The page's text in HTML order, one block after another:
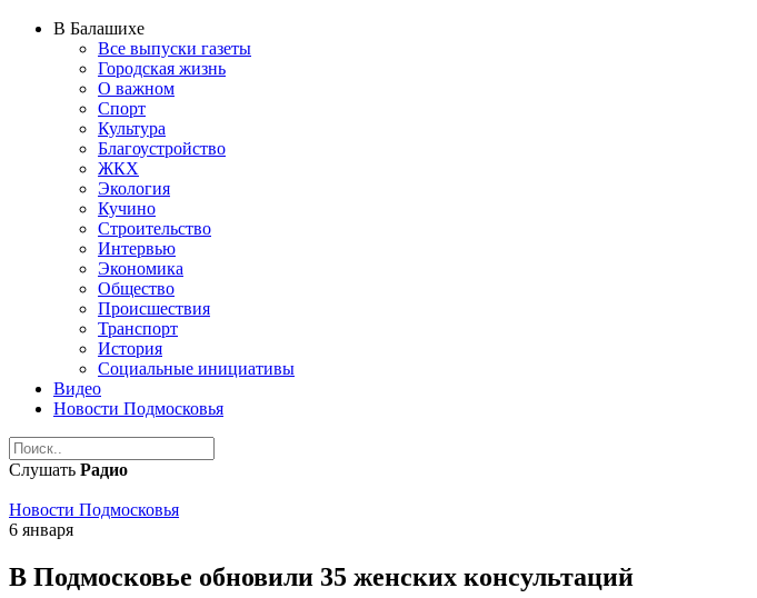
В Балашихе
Все выпуски газеты
Городская жизнь
О важном
Спорт
Культура
Благоустройство
ЖКХ
Экология
Кучино
Строительство
Интервью
Экономика
Общество
Происшествия
Транспорт
История
Социальные инициативы
Видео
Новости Подмосковья
Слушать Радио
Новости Подмосковья
6 января
В Подмосковье обновили 35 женских консультаций